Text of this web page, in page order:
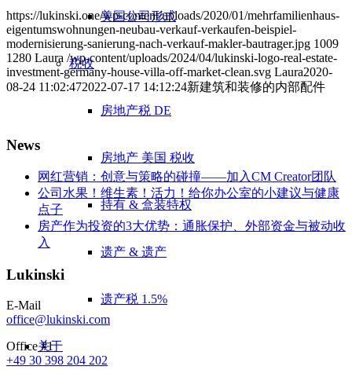
美国公司形式
税收
房地产税 DE
房地产 美国 税收
持有 & 盒装特权
遗产 & 遗产
遗产税 1.5%
关于
https://lukinski.one/wp-content/uploads/2020/01/mehrfamilienhaus-
eigentumswohnungen-neubau-verkauf-verkaufen-beispiel-
modernisierung-sanierung-nach-verkauf-makler-bautrager.jpg 1009
1280 Laura /wp-content/uploads/2024/04/lukinski-logo-real-estate-
investment-germany-house-villa-off-market-clean.svg Laura2020-
08-24 11:02:472022-07-17 14:12:24新建筑和装修的内部配件
News
网红营销：创意与策略的碰撞——加入CM Creator团队
公司水果！维生素！活力！给你办公室的小建议与健康
点子
房产作为投资的3大优势：通胀保护、外部资金与被动收
入
Lukinski
E-Mail
office@lukinski.com
Office #1
+49 30 398 204 202